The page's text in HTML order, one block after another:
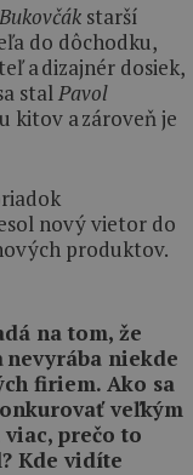
starší
do dôchodku,
a dizajnér dosiek,
stalPavol
kitov a zároveň je
nový vietor do
produktov.
na tom, že
niekde
firiem. Ako sa
veľkým
prečo to
Kde vidíte